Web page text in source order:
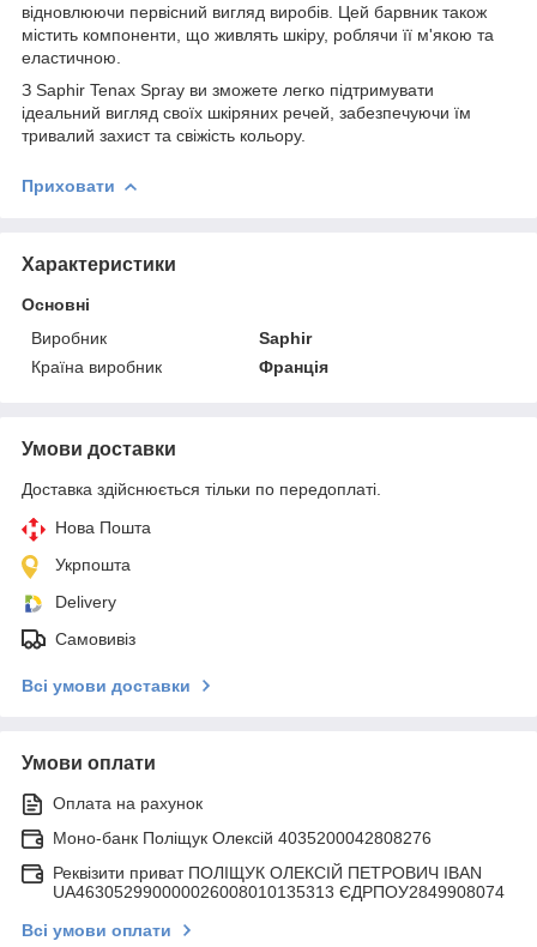
відновлюючи первісний вигляд виробів. Цей барвник також
містить компоненти, що живлять шкіру, роблячи її м'якою та
еластичною.
З Saphir Tenax Spray ви зможете легко підтримувати
ідеальний вигляд своїх шкіряних речей, забезпечуючи їм
тривалий захист та свіжість кольору.
Приховати
Характеристики
Основні
Виробник
Saphir
Країна виробник
Франція
Умови доставки
Доставка здійснюється тільки по передоплаті.
Нова Пошта
Укрпошта
Delivery
Самовивіз
Всі умови доставки
Умови оплати
Оплата на рахунок
Моно-банк Поліщук Олексій 4035200042808276
Реквізити приват ПОЛІЩУК ОЛЕКСІЙ ПЕТРОВИЧ IBAN
UA463052990000026008010135313 ЄДРПОУ2849908074
Всі умови оплати